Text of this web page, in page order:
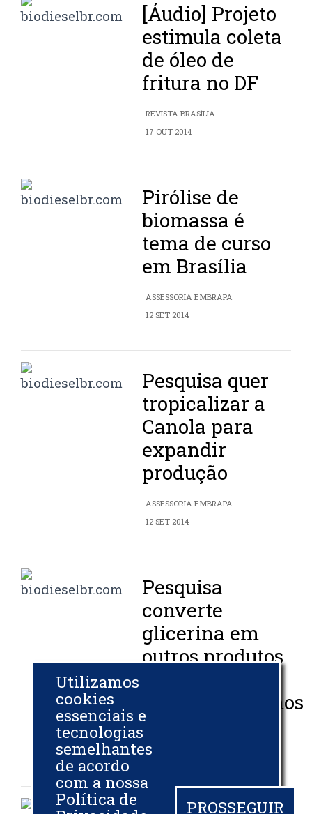
[Áudio] Projeto
estimula coleta
de óleo de
fritura no DF
REVISTA BRASÍLIA
17 OUT 2014
Pirólise de
biomassa é
tema de curso
em Brasília
ASSESSORIA EMBRAPA
12 SET 2014
Pesquisa quer
tropicalizar a
Canola para
expandir
produção
ASSESSORIA EMBRAPA
12 SET 2014
Pesquisa
converte
glicerina em
outros produtos
microorganismos
28 AGO 2014
Utilizamos
cookies
essenciais e
tecnologias
semelhantes
de acordo
com a nossa
Política de
PROSSEGUIR